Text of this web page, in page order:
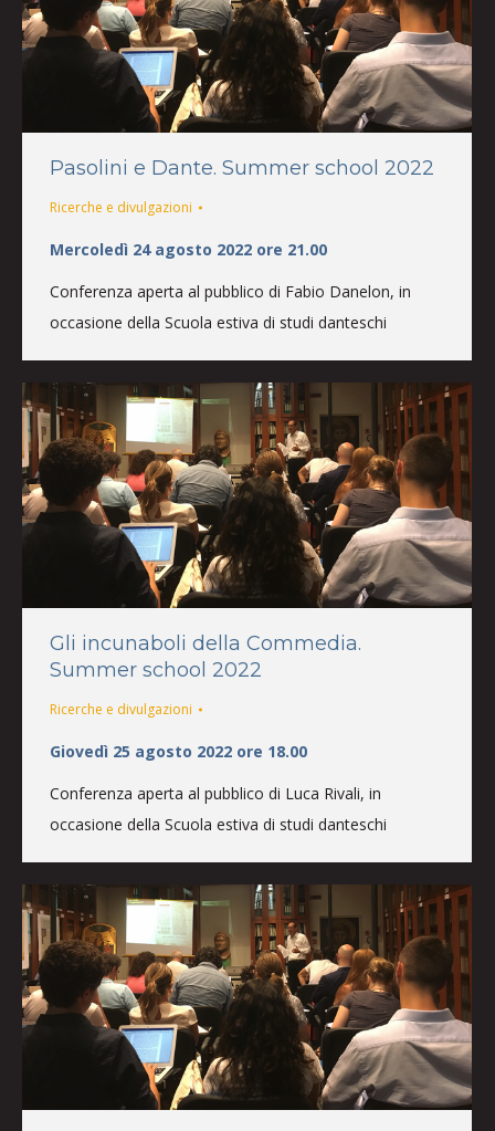
Pasolini e Dante. Summer school 2022
Ricerche e divulgazioni
Mercoledì 24 agosto 2022 ore 21.00
Conferenza aperta al pubblico di Fabio Danelon, in
occasione della Scuola estiva di studi danteschi
Gli incunaboli della Commedia.
Summer school 2022
Ricerche e divulgazioni
Giovedì 25 agosto 2022 ore 18.00
Conferenza aperta al pubblico di Luca Rivali, in
occasione della Scuola estiva di studi danteschi